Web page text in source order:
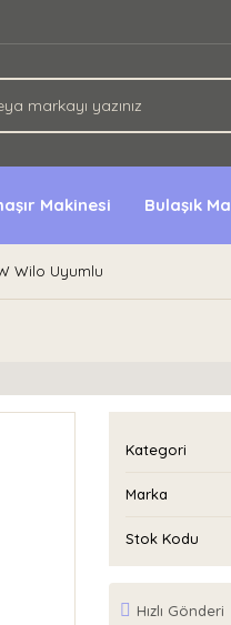
Makinesi Bulaşık
Wilo Uyumlu
Kategori
Marka
Stok Kodu
Hızlı Gönderi